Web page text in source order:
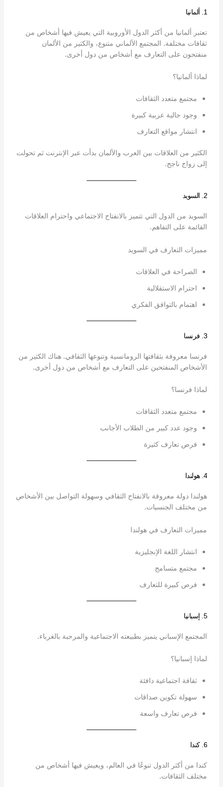
1. ألمانيا
تعتبر ألمانيا من أكثر الدول الأوروبية التي يعيش فيها أشخاص من
ثقافات مختلفة. المجتمع الألماني متنوع، والكثير من الألمان
منفتحون على التعارف مع أشخاص من دول أخرى.
لماذا ألمانيا؟
مجتمع متعدد الثقافات
وجود جالية عربية كبيرة
انتشار مواقع التعارف
الكثير من العلاقات بين العرب والألمان بدأت عبر الإنترنت ثم تحولت
إلى زواج ناجح.
2. السويد
السويد من الدول التي تتميز بالانفتاح الاجتماعي واحترام العلاقات
القائمة على التفاهم.
مميزات التعارف في السويد
الصراحة في العلاقات
احترام الاستقلالية
اهتمام بالتوافق الفكري
3. فرنسا
فرنسا معروفة بثقافتها الرومانسية وتنوعها الثقافي. هناك الكثير من
الأشخاص المنفتحين على التعارف مع أشخاص من دول أخرى.
لماذا فرنسا؟
مجتمع متعدد الثقافات
وجود عدد كبير من الطلاب الأجانب
فرص تعارف كثيرة
4. هولندا
هولندا دولة معروفة بالانفتاح الثقافي وسهولة التواصل بين الأشخاص
من مختلف الجنسيات.
مميزات التعارف في هولندا
انتشار اللغة الإنجليزية
مجتمع متسامح
فرص كبيرة للتعارف
5. إسبانيا
المجتمع الإسباني يتميز بطبيعته الاجتماعية والمرحبة بالغرباء.
لماذا إسبانيا؟
ثقافة اجتماعية دافئة
سهولة تكوين صداقات
فرص تعارف واسعة
6. كندا
كندا من أكثر الدول تنوعًا في العالم، ويعيش فيها أشخاص من
مختلف الثقافات.